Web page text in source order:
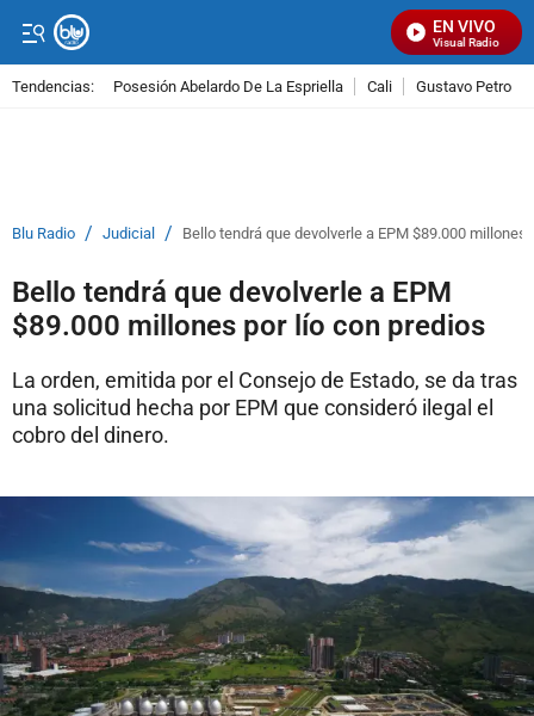
EN VIVO
Señal Visual Radio
Tendencias: Posesión Abelardo De La Espriella Cali Gustavo Petro
Blu Radio / Judicial / Bello tendrá que devolverle a EPM $89.000 millones
Bello tendrá que devolverle a EPM
$89.000 millones por lío con predios
La orden, emitida por el Consejo de Estado, se da tras
una solicitud hecha por EPM que consideró ilegal el
cobro del dinero.